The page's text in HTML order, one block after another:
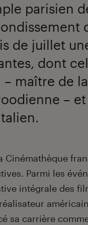
parisien
de juillet
dont
– maître de
–
Cinémathèque
Parmi les
intégrale des
sa carrière